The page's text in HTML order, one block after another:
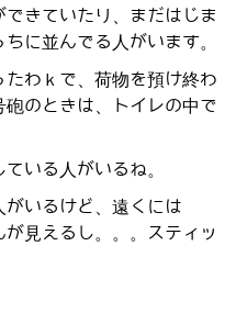
きていたり、まだはじま
に並んでる人がいます。
わｋで、荷物を預け終わ
のときは、トイレの中で
いる人がいるね。
いるけど、遠くには
が見えるし。。。スティッ